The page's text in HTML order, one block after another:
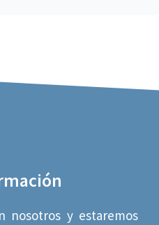
nosotros y estaremos